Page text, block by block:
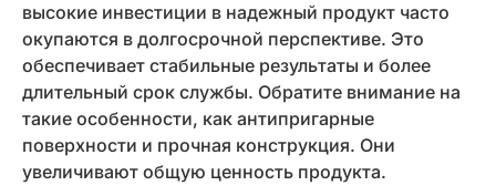
высокие инвестиции в надежный продукт часто
окупаются в долгосрочной перспективе. Это
обеспечивает стабильные результаты и более
длительный срок службы. Обратите внимание на
такие особенности, как антипригарные
поверхности и прочная конструкция. Они
увеличивают общую ценность продукта.